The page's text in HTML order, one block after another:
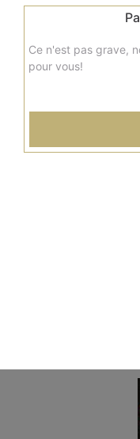
Salade, tomates,
Assiette 3
Salade, tomates,
Ce n'est pas grave,
pour vous!